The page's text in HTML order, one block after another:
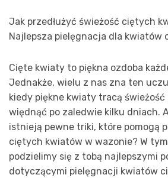
Jak przedłużyć świeżość ciętych
Najlepsza pielęgnacja dla kwiatów
Cięte kwiaty to piękna ozdoba
Jednakże, wielu z nas zna ten
kiedy piękne kwiaty tracą
więdnąć po zaledwie kilku dniach.
istnieją pewne triki, które pomogą
ciętych kwiatów w wazonie? W
podzielimy się z tobą najlepszymi
dotyczącymi pielęgnacji kwiatów